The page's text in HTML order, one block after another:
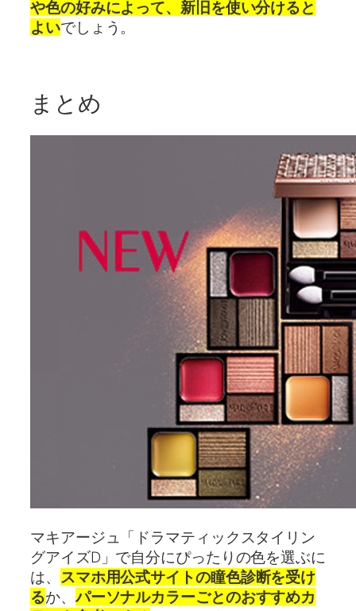
や色の好みによって、新旧を使い分けると
よいでしょう。
まとめ
マキアージュ「ドラマティックスタイリン
グアイズD」で自分にぴったりの色を選ぶに
は、 スマホ用公式サイトの瞳色診断を受け
るか、パーソナルカラーごとのおすすめカ